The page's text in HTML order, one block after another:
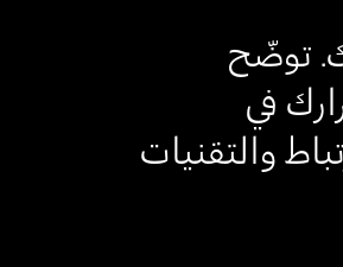
توضّح
في
والتقنيات